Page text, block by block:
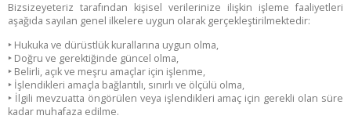
Bizsizeyeteriz tarafından kişisel verilerinize ilişkin işleme faaliyetleri
aşağıda sayılan genel ilkelere uygun olarak gerçekleştirilmektedir:
‣ Hukuka ve dürüstlük kurallarına uygun olma,
‣ Doğru ve gerektiğinde güncel olma,
‣ Belirli, açık ve meşru amaçlar için işlenme,
‣ İşlendikleri amaçla bağlantılı, sınırlı ve ölçülü olma,
‣ İlgili mevzuatta öngörülen veya işlendikleri amaç için gerekli olan süre
kadar muhafaza edilme.